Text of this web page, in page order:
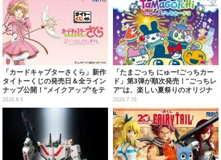
「カードキャプターさくら」新作
タイトーくじの発売日＆全ライン
ナップ公開！"メイクアップ"をテ
ーマに、日常でも使いたくなるア
イテムがズラリ
2026.8.5
「たまごっち にゅー!ごっちカー
ド」第3弾が順次発売！“ごっちレ
ア”は、楽しい夏祭りのオリジナ
ルアートに
2026.7.10